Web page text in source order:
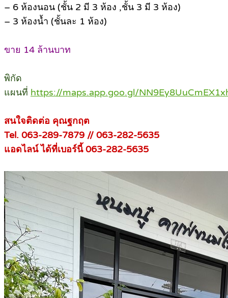
– 6 ห้องนอน (ชั้น 2 มี 3 ห้อง ,ชั้น 3 มี 3 ห้อง)
– 3 ห้องน้ำ (ชั้นละ 1 ห้อง)
ขาย 14 ล้านบาท
พิกัด
แผนที่ https://maps.app.goo.gl/
สนใจติดต่อ คุณฐกฤต
Tel. 063-289-7879 // 063-282-5635
แอดไลน์ ได้ที่เบอร์นี้ 063-282-5635